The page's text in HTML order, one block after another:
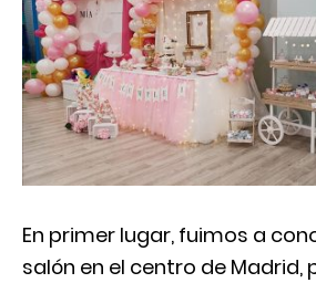
En primer lugar, fuimos a
salón en el centro de Madrid,